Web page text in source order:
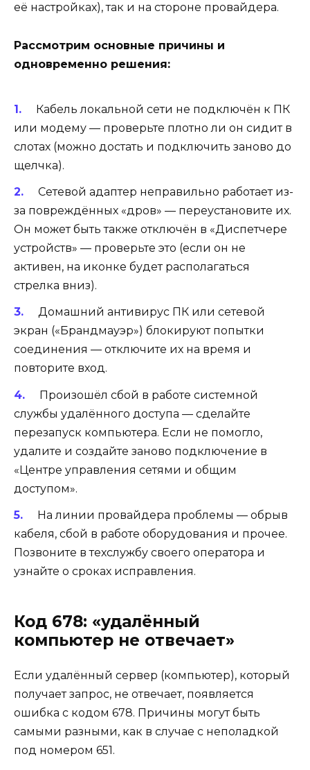
её настройках), так и на стороне провайдера.
Рассмотрим основные причины и
одновременно решения:
Кабель локальной сети не подключён к ПК
или модему — проверьте плотно ли он сидит в
слотах (можно достать и подключить заново до
щелчка).
Сетевой адаптер неправильно работает из-
за повреждённых «дров» — переустановите их.
Он может быть также отключён в «Диспетчере
устройств» — проверьте это (если он не
активен, на иконке будет располагаться
стрелка вниз).
Домашний антивирус ПК или сетевой
экран («Брандмауэр») блокируют попытки
соединения — отключите их на время и
повторите вход.
Произошёл сбой в работе системной
службы удалённого доступа — сделайте
перезапуск компьютера. Если не помогло,
удалите и создайте заново подключение в
«Центре управления сетями и общим
доступом».
На линии провайдера проблемы — обрыв
кабеля, сбой в работе оборудования и прочее.
Позвоните в техслужбу своего оператора и
узнайте о сроках исправления.
Код 678: «удалённый
компьютер не отвечает»
Если удалённый сервер (компьютер), который
получает запрос, не отвечает, появляется
ошибка с кодом 678. Причины могут быть
самыми разными, как в случае с неполадкой
под номером 651.